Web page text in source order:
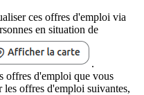
ces offres d'emploi via
en situation de
.
offres d'emploi que vous
offres d'emploi suivantes,